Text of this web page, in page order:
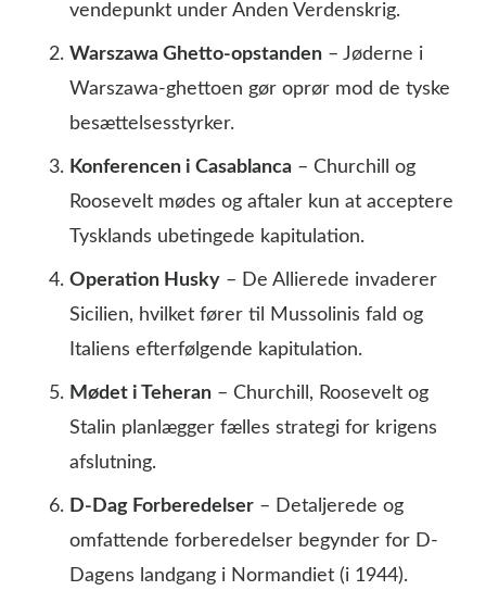
vendepunkt under Anden Verdenskrig.
Warszawa Ghetto-opstanden – Jøderne i
Warszawa-ghettoen gør oprør mod de tyske
besættelsesstyrker.
Konferencen i Casablanca – Churchill og
Roosevelt mødes og aftaler kun at acceptere
Tysklands ubetingede kapitulation.
Operation Husky – De Allierede invaderer
Sicilien, hvilket fører til Mussolinis fald og
Italiens efterfølgende kapitulation.
Mødet i Teheran – Churchill, Roosevelt og
Stalin planlægger fælles strategi for krigens
afslutning.
D-Dag Forberedelser – Detaljerede og
omfattende forberedelser begynder for D-
Dagens landgang i Normandiet (i 1944).